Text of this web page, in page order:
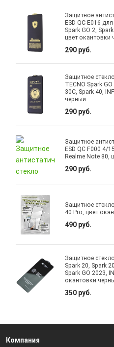
Защитное
ESD QC E016
Spark GO 2,
цвет окантовки
290 руб.
Защитное
TECNO Spark
30C, Spark 40,
черный
290 руб.
Защитное
ESD QC F000 4/
Realme Note 80,
290 руб.
Защитное
40 Pro, цвет
490 руб.
Защитное
Spark 20, Spark
Spark GO 2023,
окантовки
350 руб.
Компания